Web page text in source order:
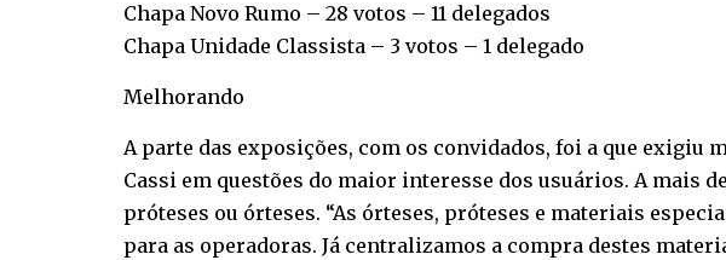
Chapa Novo Rumo – 28 votos – 11 delegados
Chapa Unidade Classista – 3 votos – 1 delegado
Melhorando
A parte das exposições, com os convidados, foi a que
Cassi em questões do maior interesse dos usuários. A mais
próteses ou órteses. “As órteses, próteses e materiais
para as operadoras. Já centralizamos a compra destes